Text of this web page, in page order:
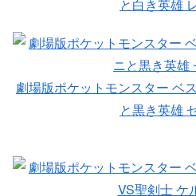
と白き英雄
劇場版ポケットモンスター ベ
と黒き英雄